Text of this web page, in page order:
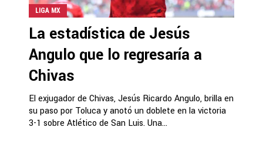
LIGA MX
La estadística de Jesús
Angulo que lo regresaría a
Chivas
El exjugador de Chivas, Jesús Ricardo Angulo, brilla en
su paso por Toluca y anotó un doblete en la victoria
3-1 sobre Atlético de San Luis. Una...